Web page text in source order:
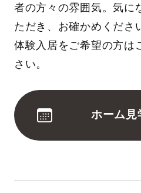
者の方々の雰囲気。気に
ただき、お確かめくださ
体験入居をご希望の方は
さい。
ホーム見